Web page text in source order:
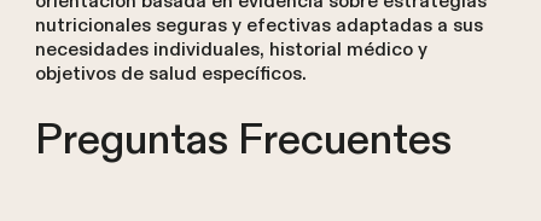
nutricionales seguras y efectivas adaptadas a sus
necesidades individuales, historial médico y
objetivos de salud específicos.
Preguntas Frecuentes